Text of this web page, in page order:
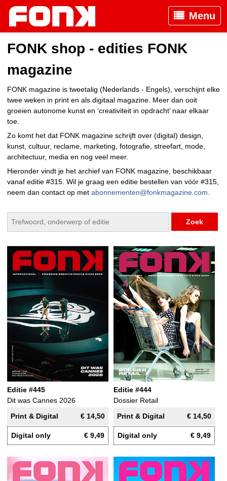
Menu
FONK shop - edities FONK
magazine
FONK magazine is tweetalig (Nederlands - Engels), verschijnt elke
twee weken in print en als digitaal magazine. Meer dan ooit
groeien autonome kunst en ‘creativiteit in opdracht’ naar elkaar
toe.
Zo komt het dat FONK magazine schrijft over (digital) design,
kunst, cultuur, reclame, marketing, fotografie, streefart, mode,
architectuur, media en nog veel meer.
Hieronder vindt je het archief van FONK magazine, beschikbaar
vanaf editie #315. Wil je graag een editie bestellen van vóór #315,
neem dan contact op met abonnementen@fonkmagazine.com
Zoek
Editie #445
Dit was Cannes 2026
Print & Digital
€ 14,50
Digital only € 9,49
Editie #444
Dossier Retail
Print & Digital
€ 14,50
Digital only € 9,49